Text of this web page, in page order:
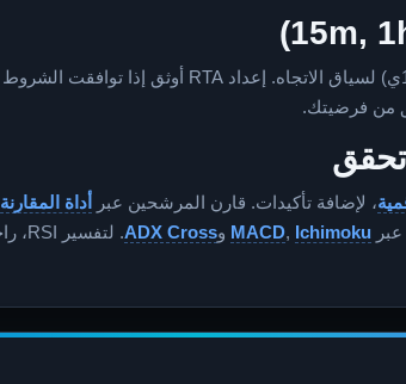
الأطر القصيرة (15د، 1س) مناسبة للدخول المبكر؛ الطويلة (4س، 1ي) لسياق الاتجاه. إعداد RTA أوثق إذا توافقت الشروط
من فرضيتك.
، لإضافة تأكيدات. قارن المرشحين عبر أداة المقارنة
MACD, Ichimoku وADX Cross. لتفسير RSI، راجع